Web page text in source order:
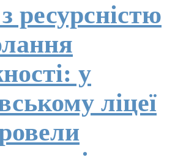
ресурсністю
у
ліцеї